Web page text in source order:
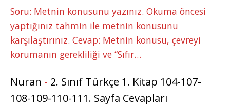
Soru: Metnin konusunu yazınız. Okuma öncesi
yaptığınız tahmin ile metnin konusunu
karşılaştırınız. Cevap: Metnin konusu, çevreyi
korumanın gerekliliği ve “Sıfır…
Nuran - 2. Sınıf Türkçe 1. Kitap 104-107-
108-109-110-111. Sayfa Cevapları